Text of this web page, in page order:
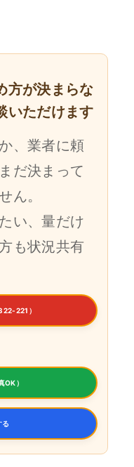
方が決まらな
いただけます
、業者に頼
だ決まって
ん。
い、量だけ
も状況共有
221）
OK）
る